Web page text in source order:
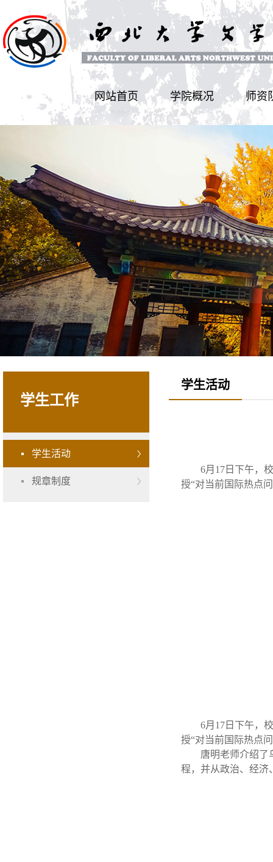
网站首页 学院概况 师资
学生工作
学生活动
规章制度
学生活动
6月17日下午，
授“对当前国际热点
6月17日下午，
授“对当前国际热点
唐明老师介绍了
程，并从政治、经济